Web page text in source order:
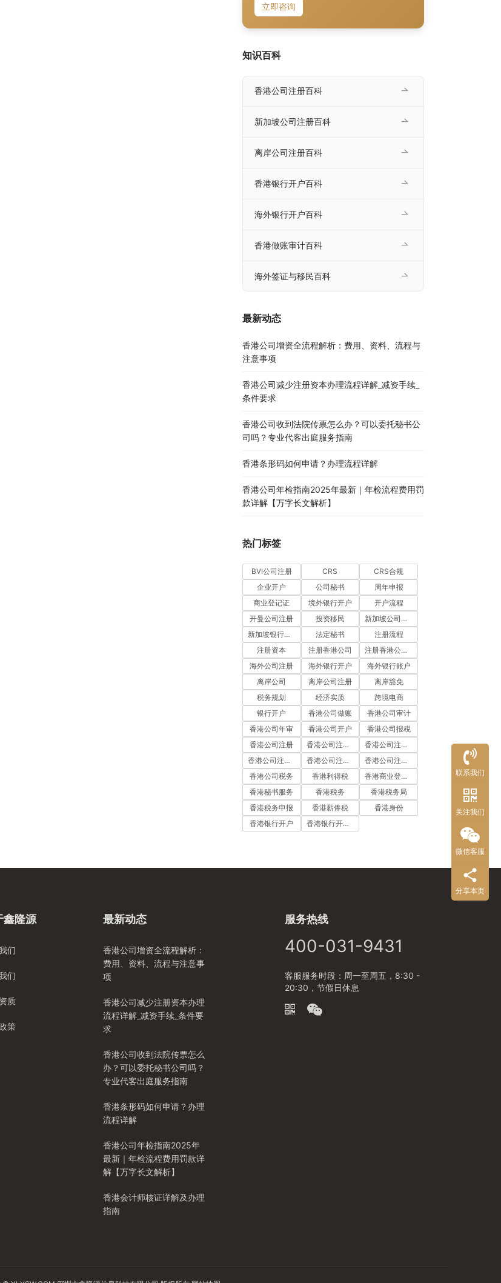
立即咨询
知识百科
香港公司注册百科
新加坡公司注册百科
离岸公司注册百科
香港银行开户百科
海外银行开户百科
香港做账审计百科
海外签证与移民百科
最新动态
香港公司增资全流程解析：费用、资料、流程与
注意事项
香港公司减少注册资本办理流程详解_减资手续_
条件要求
香港公司收到法院传票怎么办？可以委托秘书公
司吗？专业代客出庭服务指南
香港条形码如何申请？办理流程详解
香港公司年检指南2025年最新｜年检流程费用罚
款详解【万字长文解析】
热门标签
BVI公司注册 CRS
CRS合规
企业开户
公司秘书
周年申报
商业登记证
境外银行开户
开户流程
开曼公司注册
投资移民
新加坡公司注册
新加坡银行开户
法定秘书
注册流程
注册资本
注册香港公司
注册香港公司流程
海外公司注册
海外银行开户
海外银行账户
离岸公司
离岸公司注册
离岸豁免
税务规划
经济实质
跨境电商
银行开户
香港公司做账
香港公司审计
香港公司年审
香港公司开户
香港公司报税
香港公司注册
香港公司注册代办
香港公司注册处
香港公司注册流程
香港公司注册费用
香港公司注册资料
香港公司税务
香港利得税
香港商业登记证
香港秘书服务
香港税务
香港税务局
香港税务申报
香港薪俸税
香港身份
香港银行开户
香港银行开户流程
鑫隆源
们
们
质
策
最新动态
香港公司增资全流程解析：
费用、资料、流程与注意事
项
香港公司减少注册资本办理
流程详解_减资手续_条件要
求
香港公司收到法院传票怎么
办？可以委托秘书公司吗？
专业代客出庭服务指南
香港条形码如何申请？办理
流程详解
香港公司年检指南2025年
最新｜年检流程费用罚款详
解【万字长文解析】
香港会计师核证详解及办理
指南
服务热线
400-031-9431
客服服务时段：周一至周五，8:30 -
20:30，节假日休息
联系我们
关注我们
微信客服
分享本页